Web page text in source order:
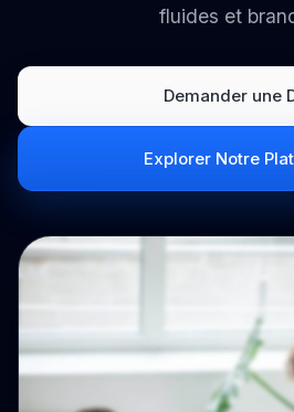
fluides et
Demander une
Explorer Notre